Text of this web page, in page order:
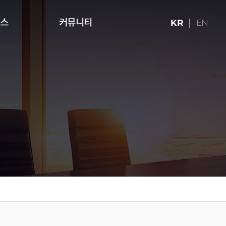
미디어 아트
커뮤니티 KR EN